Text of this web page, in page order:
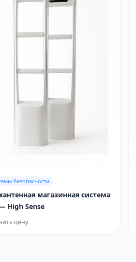
безопасности
магазинная система
High Sense
цену